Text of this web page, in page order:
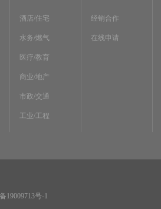
酒店/住宅
水务/燃气
医疗/教育
商业/地产
市政/交通
工业/工程
经销合作
在线申请
19009713号-1